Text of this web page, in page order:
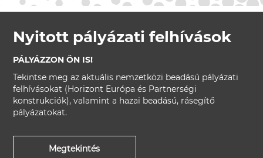
Nyitott pályázati felhívások
PÁLYÁZZON ÖN IS!
Tekintse meg az aktuális nemzetközi beadású pályázati
felhívásokat (Horizont Európa és Partnerségi
konstrukciók), valamint a hazai beadású, rásegítő
pályázatokat.
Megtekintés